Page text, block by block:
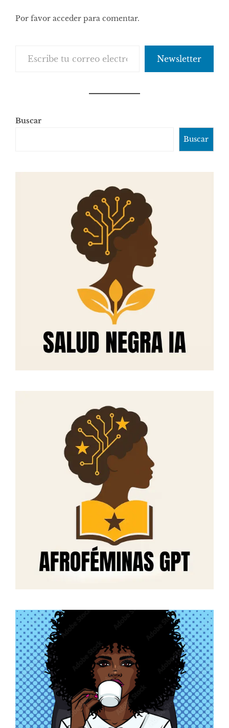
Por favor acceder para comentar.
Newsletter
Buscar
Buscar